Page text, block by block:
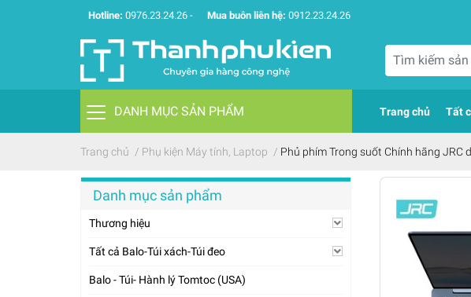
Hotline: 0976.23.24.26 - Mua buôn liên hệ: 0912.23.24.26
DANH MỤC SẢN PHẨM Trang chủ Tất
Trang chủ / Phụ kiện Máy tính, Laptop / Phủ phím Trong suốt Chính hãng
Danh mục sản phẩm
Thương hiệu
Tất cả Balo-Túi xách-Túi đeo
Balo - Túi- Hành lý Tomtoc (USA)